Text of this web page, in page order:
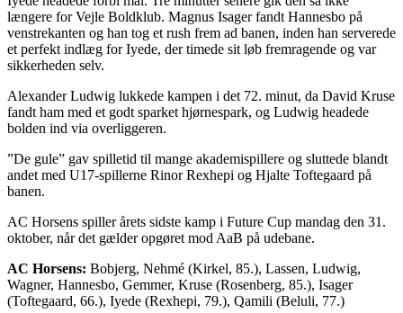
længere for Vejle Boldklub. Magnus Isager fandt Hannesbo på
venstrekanten og han tog et rush frem ad banen, inden han serverede
et perfekt indlæg for Iyede, der timede sit løb fremragende og var
sikkerheden selv.
Alexander Ludwig lukkede kampen i det 72. minut, da David Kruse
fandt ham med et godt sparket hjørnespark, og Ludwig headede
bolden ind via overliggeren.
”De gule” gav spilletid til mange akademispillere og sluttede blandt
andet med U17-spillerne Rinor Rexhepi og Hjalte Toftegaard på
banen.
AC Horsens spiller årets sidste kamp i Future Cup mandag den 31.
oktober, når det gælder opgøret mod AaB på udebane.
AC Horsens: Bobjerg, Nehmé (Kirkel, 85.), Lassen, Ludwig,
Wagner, Hannesbo, Gemmer, Kruse (Rosenberg, 85.), Isager
(Toftegaard, 66.), Iyede (Rexhepi, 79.), Qamili (Beluli, 77.)